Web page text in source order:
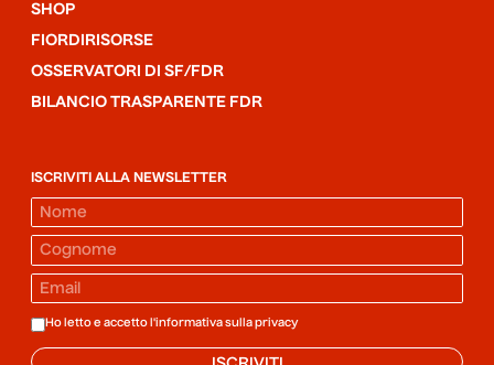
SHOP
FIORDIRISORSE
OSSERVATORI DI SF/FDR
BILANCIO TRASPARENTE FDR
ISCRIVITI ALLA NEWSLETTER
Ho letto e accetto l'informativa sulla privacy